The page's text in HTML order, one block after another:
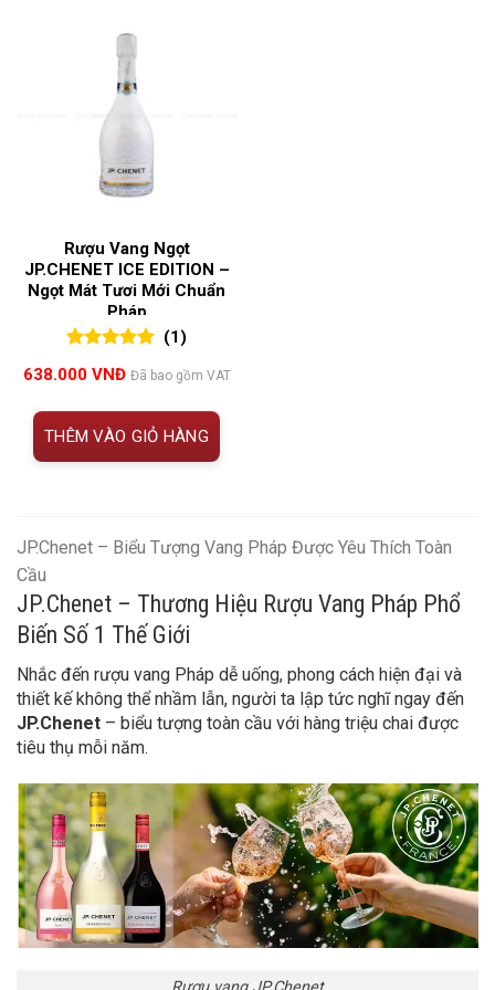
Rượu Vang Ngọt
JP.CHENET ICE EDITION –
Ngọt Mát Tươi Mới Chuẩn
Pháp
đánh giá
(1)
638.000 VNĐ Đã bao gồm VAT
THÊM VÀO GIỎ HÀNG
JP.Chenet – Biểu Tượng Vang Pháp Được Yêu Thích Toàn
Cầu
JP.Chenet – Thương Hiệu Rượu Vang Pháp Phổ
Biến Số 1 Thế Giới
Nhắc đến rượu vang Pháp dễ uống, phong cách hiện đại và
thiết kế không thể nhầm lẫn, người ta lập tức nghĩ ngay đến
JP.Chenet – biểu tượng toàn cầu với hàng triệu chai được
tiêu thụ mỗi năm.